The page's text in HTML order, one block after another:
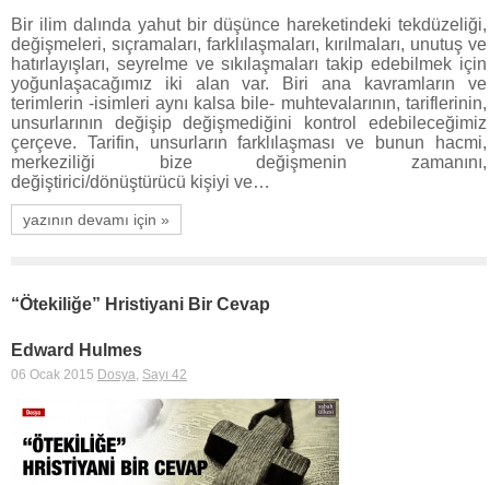
Bir ilim dalında yahut bir düşünce hareketindeki tekdüzeliği,
değişmeleri, sıçramaları, farklılaşmaları, kırılmaları, unutuş ve
hatırlayışları, seyrelme ve sıkılaşmaları takip edebilmek için
yoğunlaşacağımız iki alan var. Biri ana kavramların ve
terimlerin -isimleri aynı kalsa bile- muhtevalarının, tariflerinin,
unsurlarının değişip değişmediğini kontrol edebileceğimiz
çerçeve. Tarifin, unsurların farklılaşması ve bunun hacmi,
merkeziliği bize değişmenin zamanını,
değiştirici/dönüştürücü kişiyi ve…
yazının devamı için »
“Ötekiliğe” Hristiyani Bir Cevap
Edward Hulmes
06 Ocak 2015 Dosya, Sayı 42